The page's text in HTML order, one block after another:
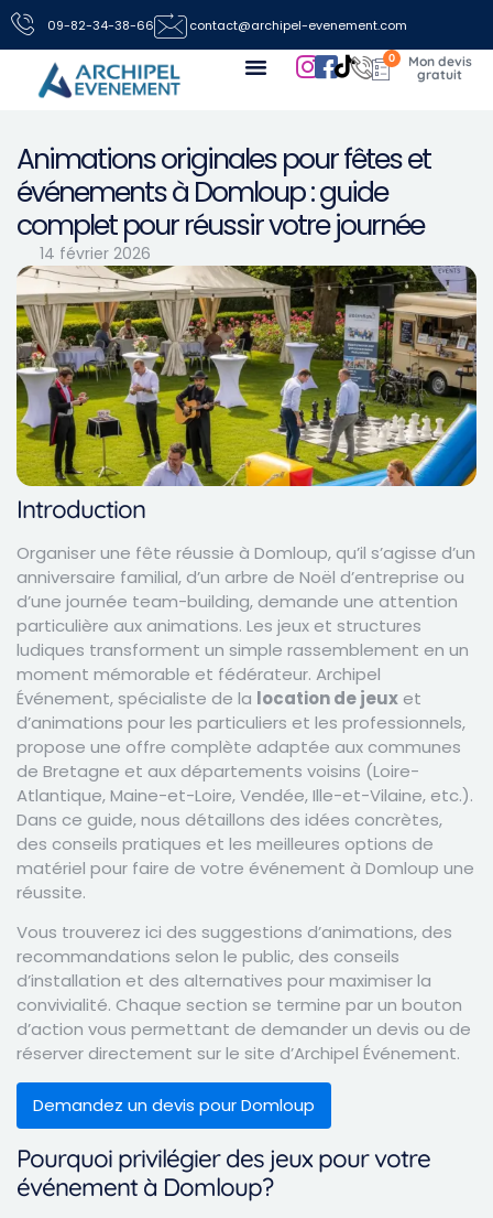
09-82-34-38-66 contact@archipel-evenement.com
0
Animations originales pour fêtes et
événements à Domloup : guide
complet pour réussir votre journée
14 février 2026
Introduction
Organiser une fête réussie à Domloup, qu’il s’agisse d’un
anniversaire familial, d’un arbre de Noël d’entreprise ou
d’une journée team-building, demande une attention
particulière aux animations. Les jeux et structures
ludiques transforment un simple rassemblement en un
moment mémorable et fédérateur. Archipel
Événement, spécialiste de la location de jeux et
d’animations pour les particuliers et les professionnels,
propose une offre complète adaptée aux communes
de Bretagne et aux départements voisins (Loire-
Atlantique, Maine-et-Loire, Vendée, Ille-et-Vilaine, etc.).
Dans ce guide, nous détaillons des idées concrètes,
des conseils pratiques et les meilleures options de
matériel pour faire de votre événement à Domloup une
réussite.
Vous trouverez ici des suggestions d’animations, des
recommandations selon le public, des conseils
d’installation et des alternatives pour maximiser la
convivialité. Chaque section se termine par un bouton
d’action vous permettant de demander un devis ou de
réserver directement sur le site d’Archipel Événement.
Demandez un devis pour Domloup
Pourquoi privilégier des jeux pour votre
événement à Domloup?